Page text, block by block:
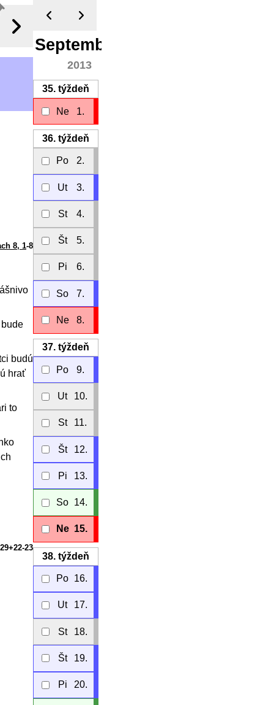
8, 1-8
budú
hrať
to
23
September
2013
35.týždeň
Ne 1.
36.týždeň
Po 2.
Ut 3.
St 4.
Št 5.
Pi 6.
So 7.
Ne 8.
37.týždeň
Po 9.
Ut 10.
St 11.
Št 12.
Pi 13.
So 14.
Ne 15.
38.týždeň
Po 16.
Ut 17.
St 18.
Št 19.
Pi 20.